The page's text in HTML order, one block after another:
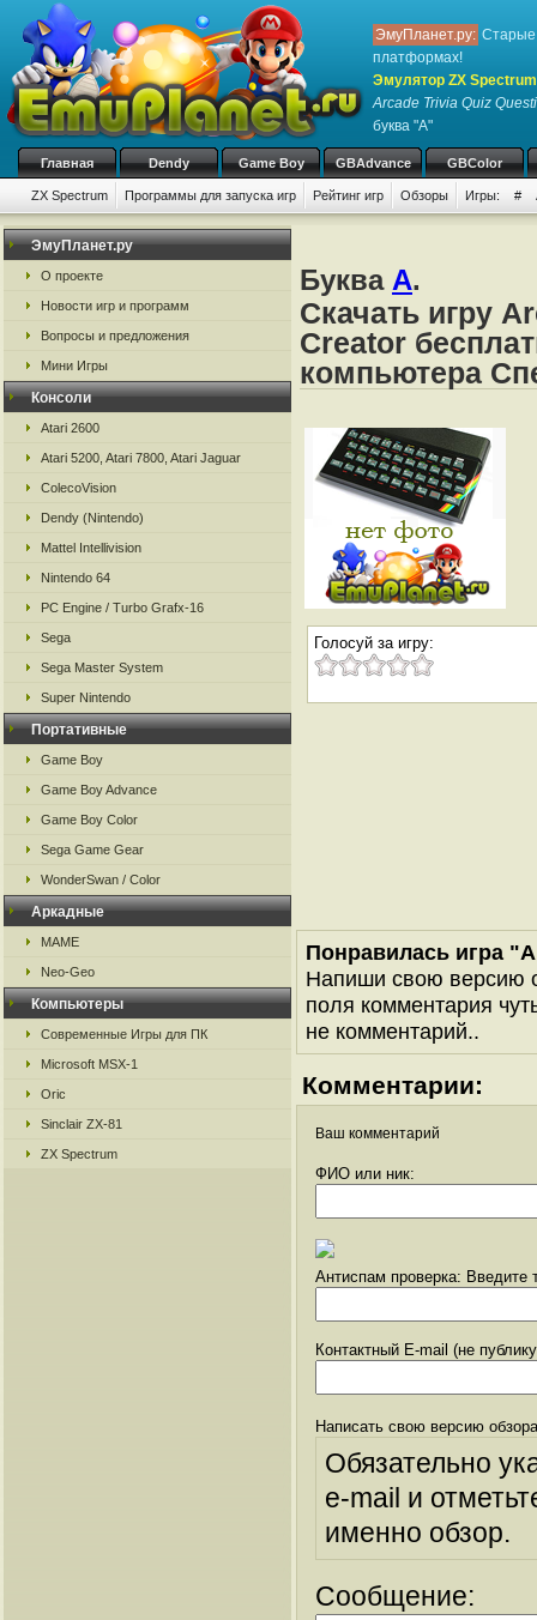
ЭмуПланет.ру: Старые
платформах!
Эмулятор ZX
Arcade Trivia Quiz
буква "A"
Главная Dendy Game Boy GBAdvance GBColor
ZX Spectrum Программы для запуска игр Рейтинг игр Обзоры Игры: #
ЭмуПланет.ру
О проекте
Новости игр и программ
Вопросы и предложения
Мини Игры
Консоли
Atari 2600
Atari 5200, Atari 7800, Atari Jaguar
ColecoVision
Dendy (Nintendo)
Mattel Intellivision
Nintendo 64
PC Engine / Turbo Grafx-16
Sega
Sega Master System
Super Nintendo
Портативные
Game Boy
Game Boy Advance
Game Boy Color
Sega Game Gear
WonderSwan / Color
Аркадные
MAME
Neo-Geo
Компьютеры
Современные Игры для ПК
Microsoft MSX-1
Oric
Sinclair ZX-81
ZX Spectrum
Буква A.
Скачать игру
Creator
компьютера
Голосуй за игру:
Понравилась игра
Напиши свою версию
поля комментария
не комментарий..
Комментарии:
Ваш комментарий
ФИО или ник:
Антиспам проверка: Введите
Контактный E-mail (не
Написать свою версию
Обязательно
e-mail и
именно обзор.
Сообщение: